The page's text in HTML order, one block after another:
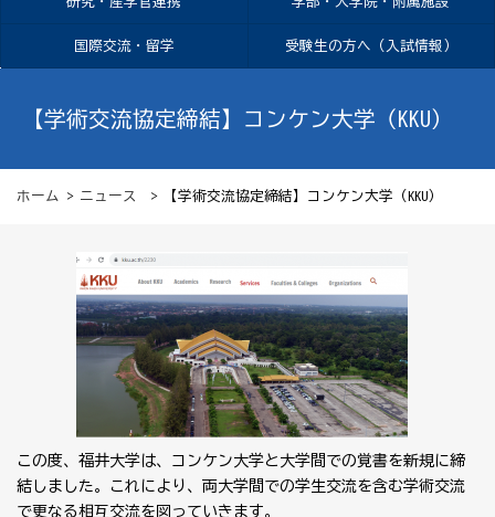
国際交流・留学 受験生の方へ（入試情報）
【学術交流協定締結】コンケン大学（KKU）
ホーム > ニュース > 【学術交流協定締結】コンケン大学（KKU）
この度、福井大学は、コンケン大学と大学間での覚書を新規に締
結しました。これにより、両大学間での学生交流を含む学術交流
で更なる相互交流を図っていきます。